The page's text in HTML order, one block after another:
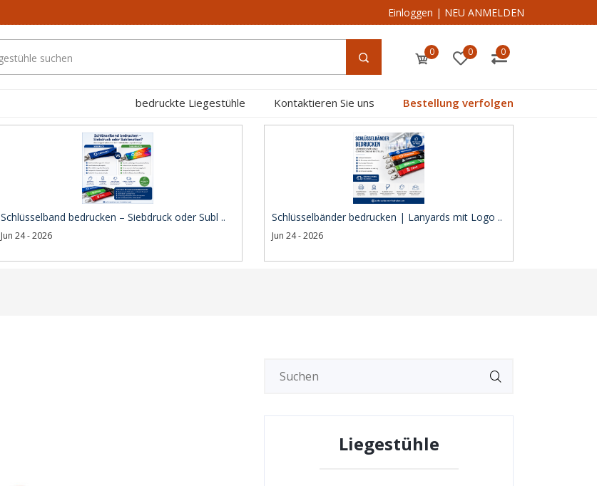
Einloggen | NEU ANMELDEN
0 0 0
bedruckte Liegestühle Kontaktieren Sie uns Bestellung verfolgen
Schlüsselband bedrucken – Siebdruck oder Subl ..
Jun 24 - 2026
Schlüsselbänder bedrucken | Lanyards mit Logo ..
Jun 24 - 2026
Liegestühle